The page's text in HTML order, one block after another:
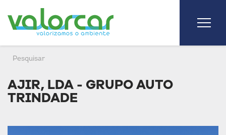
AJIR, LDA - GRUPO AUTO
TRINDADE